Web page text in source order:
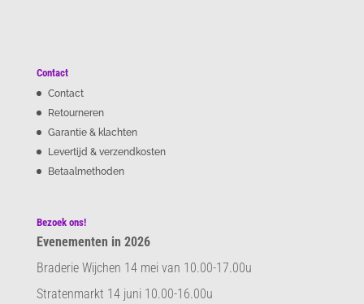
Contact
Contact
Retourneren
Garantie & klachten
Levertijd & verzendkosten
Betaalmethoden
Bezoek ons!
Evenementen in 2026
Braderie Wijchen 14 mei van 10.00-17.00u
Stratenmarkt 14 juni 10.00-16.00u